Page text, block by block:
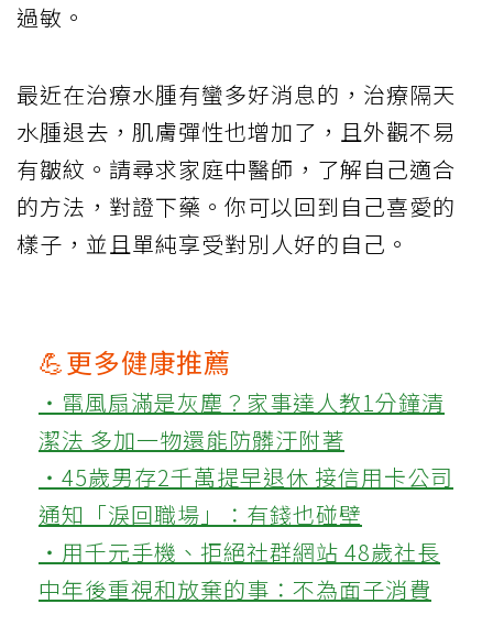
過敏。
最近在治療水腫有蠻多好消息的，治療隔天
水腫退去，肌膚彈性也增加了，且外觀不易
有皺紋。請尋求家庭中醫師，了解自己適合
的方法，對證下藥。你可以回到自己喜愛的
樣子，並且單純享受對別人好的自己。
💪更多健康推薦
‧電風扇滿是灰塵？家事達人教1分鐘清
潔法 多加一物還能防髒汙附著
‧45歲男存2千萬提早退休 接信用卡公司
通知「淚回職場」：有錢也碰壁
‧用千元手機、拒絕社群網站 48歲社長
中年後重視和放棄的事：不為面子消費